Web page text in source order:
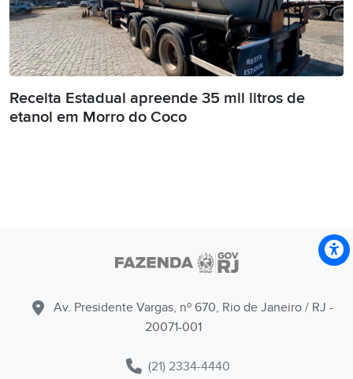
Receita Estadual apreende 35 mil litros de
etanol em Morro do Coco
Av. Presidente Vargas, nº 670, Rio de Janeiro / RJ -
20071-001
(21) 2334-4440